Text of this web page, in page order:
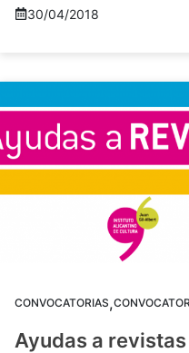
30/04/2018
CONVOCATORIAS,
Ayudas a